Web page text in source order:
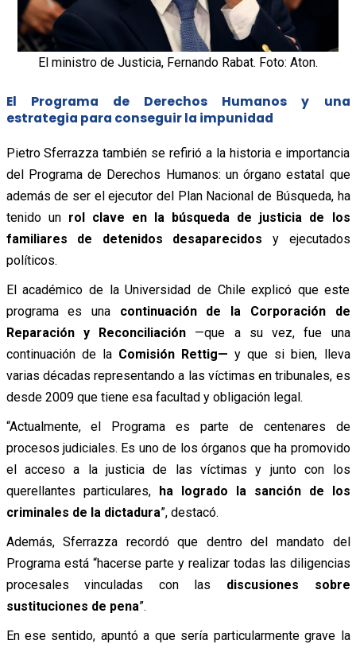
El ministro de Justicia, Fernando Rabat. Foto: Aton.
El Programa de Derechos Humanos y una
estrategia para conseguir la impunidad
Pietro Sferrazza también se refirió a la historia e importancia
del Programa de Derechos Humanos: un órgano estatal que
además de ser el ejecutor del Plan Nacional de Búsqueda, ha
tenido un rol clave en la búsqueda de justicia de los
familiares de detenidos desaparecidos y ejecutados
políticos.
El académico de la Universidad de Chile explicó que este
programa es una continuación de la Corporación de
Reparación y Reconciliación —que a su vez, fue una
continuación de la Comisión Rettig— y que si bien, lleva
varias décadas representando a las víctimas en tribunales, es
desde 2009 que tiene esa facultad y obligación legal.
“Actualmente, el Programa es parte de centenares de
procesos judiciales. Es uno de los órganos que ha promovido
el acceso a la justicia de las víctimas y junto con los
querellantes particulares, ha logrado la sanción de los
criminales de la dictadura”, destacó.
Además, Sferrazza recordó que dentro del mandato del
Programa está “hacerse parte y realizar todas las diligencias
procesales vinculadas con las discusiones sobre
sustituciones de pena”.
En ese sentido, apuntó a que sería particularmente grave la